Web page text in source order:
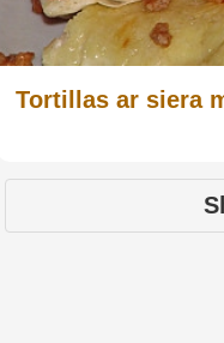
Tortillas ar siera